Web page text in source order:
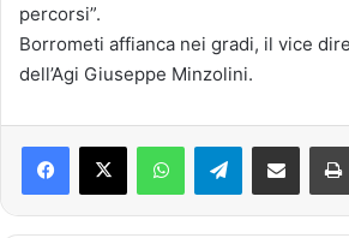
percorsi”.
‎Borrometi affianca nei gradi, il vice
dell’Agi Giuseppe Minzolini.
Telegram